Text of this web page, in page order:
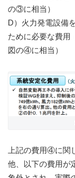
の③に相当）
D）火力発電設備
ために必要な費用
図の④に相当）
上記の費用④に関
他、以下の費用が